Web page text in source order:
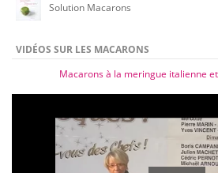
Solution Macarons
VIDÉOS SUR LES MACARONS
Macarons à la meringue italienne